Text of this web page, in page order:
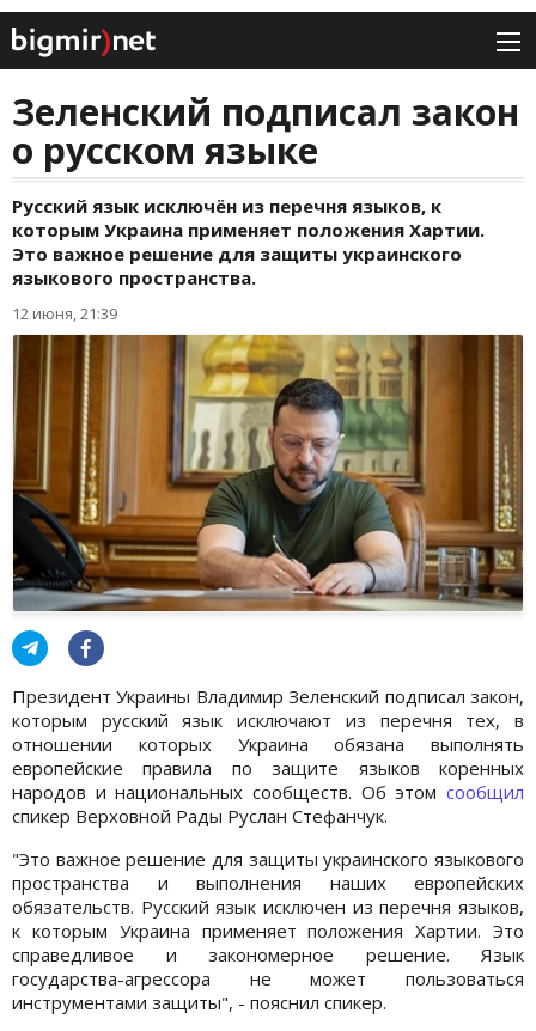
Зеленский подписал закон
о русском языке
Русский язык исключён из перечня языков, к
которым Украина применяет положения Хартии.
Это важное решение для защиты украинского
языкового пространства.
12 июня, 21:39
Президент Украины Владимир Зеленский подписал закон,
которым русский язык исключают из перечня тех, в
отношении которых Украина обязана выполнять
европейские правила по защите языков коренных
народов и национальных сообществ. Об этом сообщил
спикер Верховной Рады Руслан Стефанчук.
"Это важное решение для защиты украинского языкового
пространства и выполнения наших европейских
обязательств. Русский язык исключен из перечня языков,
к которым Украина применяет положения Хартии. Это
справедливое и закономерное решение. Язык
государства-агрессора не может пользоваться
инструментами защиты", - пояснил спикер.